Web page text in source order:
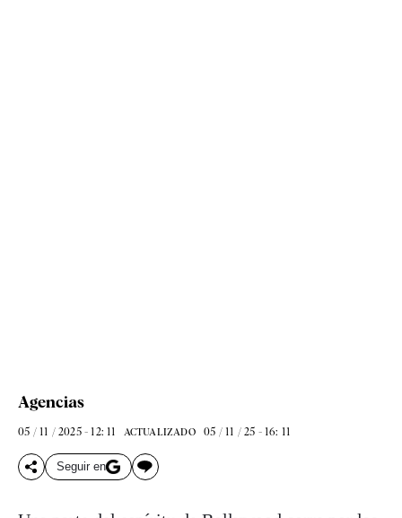
Agencias
05 / 11 / 2025 - 12: 11 ACTUALIZADO 05 / 11 / 25 - 16: 11
Seguir en